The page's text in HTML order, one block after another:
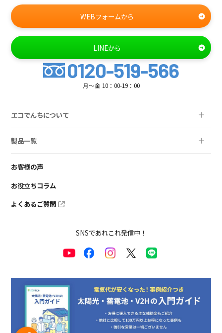
WEBフォームから
LINEから
0120-519-566
月～金 10：00-19：00
エコでんちについて
製品一覧
お客様の声
お役立ちコラム
よくあるご質問
SNSであれこれ発信中！